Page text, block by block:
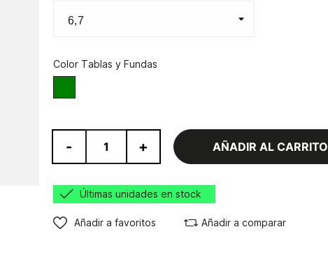
Color Tablas y Fundas
- + AÑADIR AL CARRITO
Últimas unidades en stock
Añadir a favoritos Añadir a comparar